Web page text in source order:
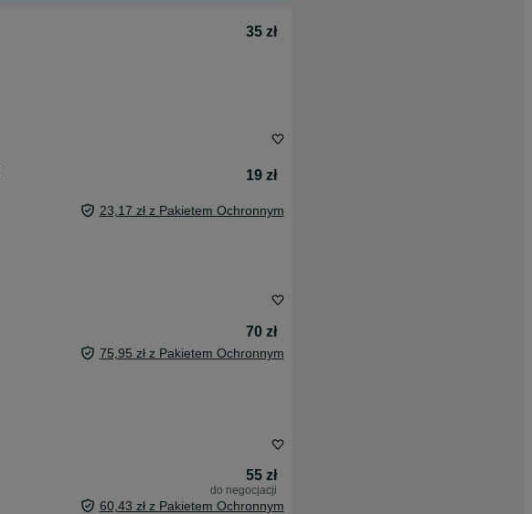
35 zł
19 zł
23,17 zł z Pakietem Ochronnym
70 zł
75,95 zł z Pakietem Ochronnym
55 zł
do negocjacji
60,43 zł z Pakietem Ochronnym